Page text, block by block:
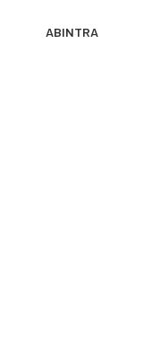
MÁS INFORMACIÓN
ABINTRA